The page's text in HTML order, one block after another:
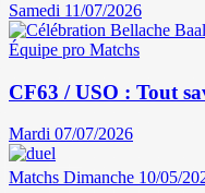
Samedi 11/07/2026
Équipe pro Matchs
CF63 / USO : Tout
Mardi 07/07/2026
Matchs Dimanche 10/05/